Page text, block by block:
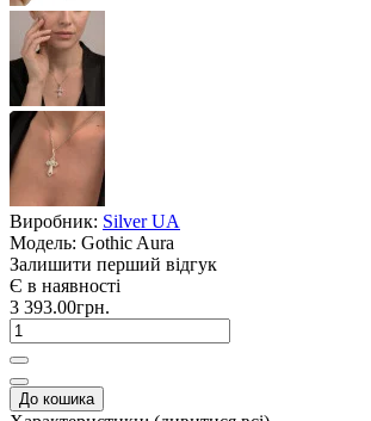
Виробник: Silver UA
Модель: Gothic Aura
Залишити перший відгук
Є в наявності
3 393.00грн.
До кошика